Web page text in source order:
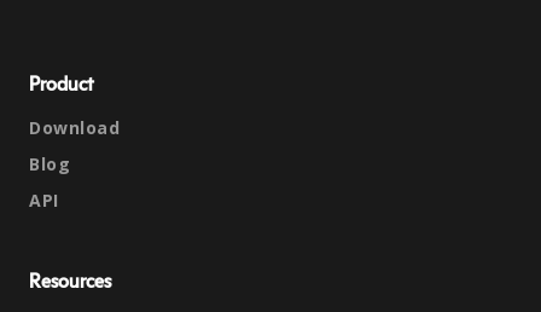
Product
Download
Blog
API
Resources